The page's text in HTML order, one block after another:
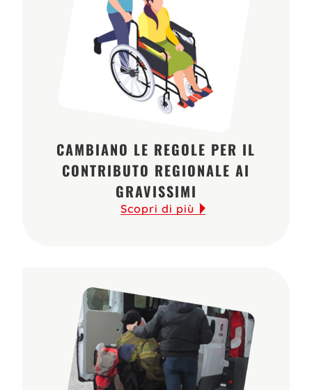
CAMBIANO LE REGOLE PER IL
CONTRIBUTO REGIONALE AI
GRAVISSIMI
Scopri di più